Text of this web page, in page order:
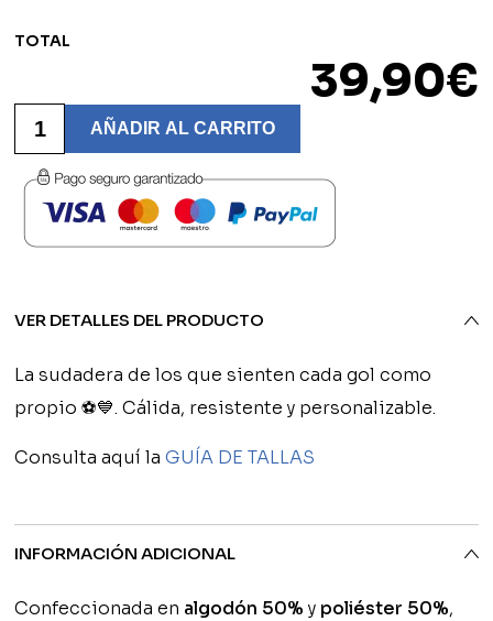
TOTAL
39,90€
Sudadera
Personalizada
UD
Barbadás
cantidad
AÑADIR AL CARRITO
VER DETALLES DEL PRODUCTO
La sudadera de los que sienten cada gol como
propio ⚽💙. Cálida, resistente y personalizable.
Consulta aquí laGUÍA DE TALLAS
INFORMACIÓN ADICIONAL
Confeccionada en algodón 50% y poliéster 50%,